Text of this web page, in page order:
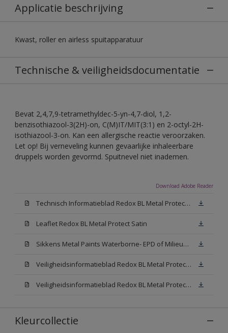
Applicatie beschrijving
Kwast, roller en airless spuitapparatuur
Technische & veiligheidsdocumentatie
Bevat 2,4,7,9-tetramethyldec-5-yn-4,7-diol, 1,2-
benzisothiazool-3(2H)-on, C(M)IT/MIT(3:1) en 2-octyl-2H-
isothiazool-3-on. Kan een allergische reactie veroorzaken.
Let op! Bij verneveling kunnen gevaarlijke inhaleerbare
druppels worden gevormd. Spuitnevel niet inademen.
Download Adobe Reader
Technisch Informatieblad Redox BL Metal Protect (PDF)
Leaflet Redox BL Metal Protect Satin
Sikkens Metal Paints Waterborne- EPD of Milieuproductverklaring
Veiligheidsinformatieblad Redox BL Metal Protect Satin N00 (MSDS)
Veiligheidsinformatieblad Redox BL Metal Protect Satin White W05 (MSDS)
Kleurcollectie